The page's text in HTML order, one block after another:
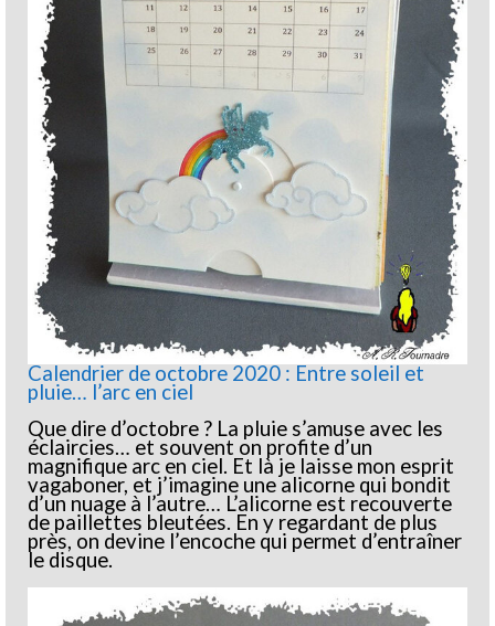
Calendrier de octobre 2020 : Entre soleil et
pluie… l’arc en ciel
Que dire d’octobre ? La pluie s’amuse avec les
éclaircies… et souvent on profite d’un
magnifique arc en ciel. Et là je laisse mon esprit
vagaboner, et j’imagine une alicorne qui bondit
d’un nuage à l’autre… L’alicorne est recouverte
de paillettes bleutées. En y regardant de plus
près, on devine l’encoche qui permet d’entraîner
le disque.